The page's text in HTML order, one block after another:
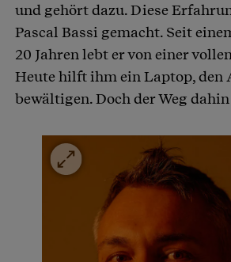
und gehört dazu. Diese
Pascal Bassi gemacht. Seit
20 Jahren lebt er von einer
Heute hilft ihm ein Laptop, den
bewältigen. Doch der Weg